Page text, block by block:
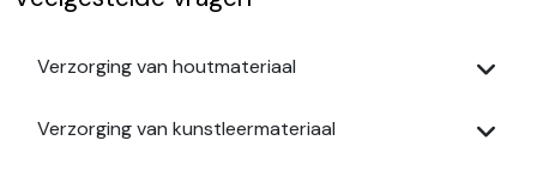
Verzorging van houtmateriaal
Verzorging van kunstleermateriaal